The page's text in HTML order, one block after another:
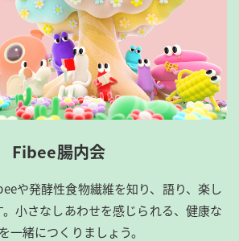
Fibee腸内会
や発酵性食物繊維を知り、語り、楽し
小さなしあわせを感じられる、健康な
一緒につくりましょう。